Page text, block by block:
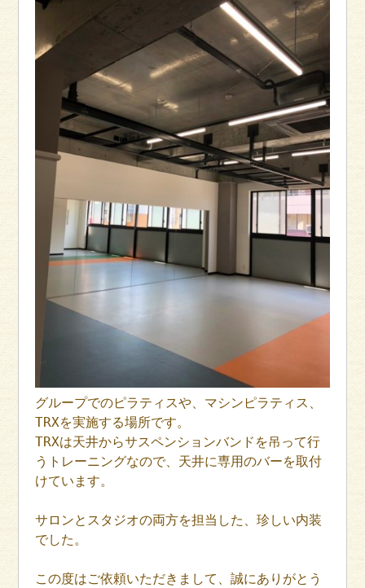
グループでのピラティスや、マシンピラティス、
TRXを実施する場所です。
TRXは天井からサスペンションバンドを吊って行
うトレーニングなので、天井に専用のバーを取付
けています。
サロンとスタジオの両方を担当した、珍しい内装
でした。
この度はご依頼いただきまして、誠にありがとう